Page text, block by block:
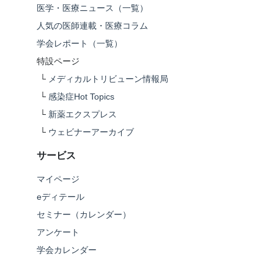
医学・医療ニュース（一覧）
人気の医師連載・医療コラム
学会レポート（一覧）
特設ページ
└ メディカルトリビューン情報局
└ 感染症Hot Topics
└ 新薬エクスプレス
└ ウェビナーアーカイブ
サービス
マイページ
eディテール
セミナー（カレンダー）
アンケート
学会カレンダー